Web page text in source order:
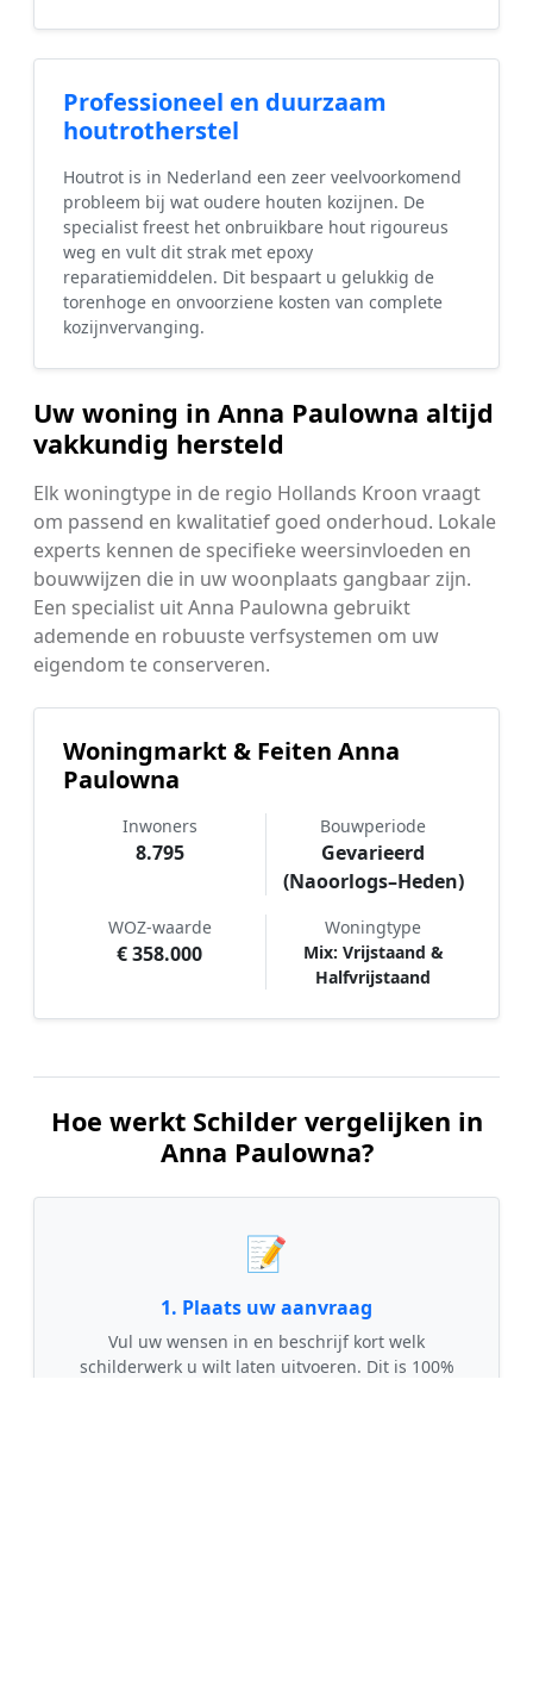
Professioneel en duurzaam
houtrotherstel
Houtrot is in Nederland een zeer veelvoorkomend
probleem bij wat oudere houten kozijnen. De
specialist freest het onbruikbare hout rigoureus
weg en vult dit strak met epoxy
reparatiemiddelen. Dit bespaart u gelukkig de
torenhoge en onvoorziene kosten van complete
kozijnvervanging.
Uw woning in Anna Paulowna altijd
vakkundig hersteld
Elk woningtype in de regio Hollands Kroon vraagt
om passend en kwalitatief goed onderhoud. Lokale
experts kennen de specifieke weersinvloeden en
bouwwijzen die in uw woonplaats gangbaar zijn.
Een specialist uit Anna Paulowna gebruikt
ademende en robuuste verfsystemen om uw
eigendom te conserveren.
Woningmarkt & Feiten Anna
Paulowna
Inwoners
8.795
Bouwperiode
Gevarieerd
(Naoorlogs–Heden)
WOZ-waarde
€ 358.000
Woningtype
Mix: Vrijstaand &
Halfvrijstaand
Hoe werkt Schilder vergelijken in
Anna Paulowna?
📝
1. Plaats uw aanvraag
Vul uw wensen in en beschrijf kort welk
schilderwerk u wilt laten uitvoeren. Dit is 100%